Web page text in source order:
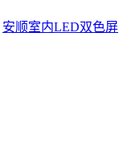
安顺室内LED双色屏